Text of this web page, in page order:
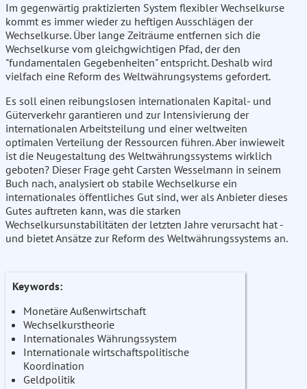
Im gegenwärtig praktizierten System flexibler Wechselkurse
kommt es immer wieder zu heftigen Ausschlägen der
Wechselkurse. Über lange Zeiträume entfernen sich die
Wechselkurse vom gleichgwichtigen Pfad, der den
"fundamentalen Gegebenheiten" entspricht. Deshalb wird
vielfach eine Reform des Weltwährungsystems gefordert.
Es soll einen reibungslosen internationalen Kapital- und
Güterverkehr garantieren und zur Intensivierung der
internationalen Arbeitsteilung und einer weltweiten
optimalen Verteilung der Ressourcen führen. Aber inwieweit
ist die Neugestaltung des Weltwährungssystems wirklich
geboten? Dieser Frage geht Carsten Wesselmann in seinem
Buch nach, analysiert ob stabile Wechselkurse ein
internationales öffentliches Gut sind, wer als Anbieter dieses
Gutes auftreten kann, was die starken
Wechselkursunstabilitäten der letzten Jahre verursacht hat -
und bietet Ansätze zur Reform des Weltwährungssystems an.
Keywords:
Monetäre Außenwirtschaft
Wechselkurstheorie
Internationales Währungssystem
Internationale wirtschaftspolitische
Koordination
Geldpolitik